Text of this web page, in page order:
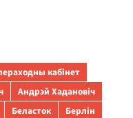
кабінет
Андрэй Хадановіч
Беласток
Берлін